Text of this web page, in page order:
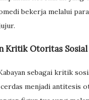
bekerja melalui
Kritik Otoritas Sosial
sebagai kritik
cerdas menjadi antitesis